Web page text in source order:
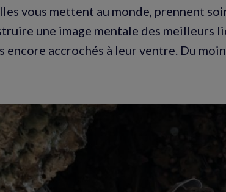
(nouvelle
vous mettent au monde, prennent
une image mentale des meilleurs
encore accrochés à leur ventre. Du